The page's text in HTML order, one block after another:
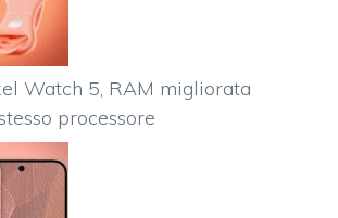
Watch 5, RAM migliorata
processore